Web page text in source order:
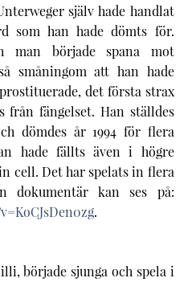
själv hade handlat
som han hade dömts för.
man började spana mot
småningom att han hade
det första strax
från fängelset. Han ställdes
dömdes år 1994 för flera
hade fällts även i högre
cell. Det har spelats in flera
dokumentär kan ses på:
.
började sjunga och spela i